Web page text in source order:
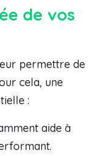
de vos
permettre de
cela, une
:
aide à